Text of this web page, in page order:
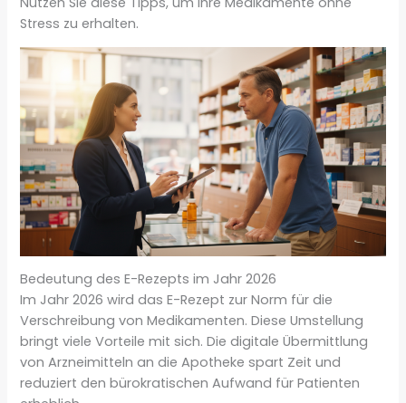
Stress zu erhalten.
Bedeutung des E-Rezepts im Jahr 2026
Im Jahr 2026 wird das E-Rezept zur Norm für die
Verschreibung von Medikamenten. Diese Umstellung
bringt viele Vorteile mit sich. Die digitale Übermittlung
von Arzneimitteln an die Apotheke spart Zeit und
reduziert den bürokratischen Aufwand für Patienten